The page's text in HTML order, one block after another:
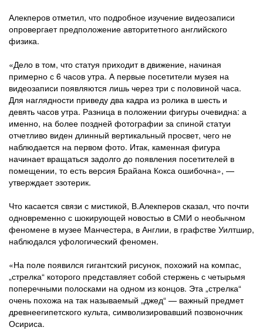
Алекперов отметил, что подробное изучение видеозаписи
опровергает предположение авторитетного английского
физика.
«Дело в том, что статуя приходит в движение, начиная
примерно с 6 часов утра. А первые посетители музея на
видеозаписи появляются лишь через три с половиной часа.
Для наглядности приведу два кадра из ролика в шесть и
девять часов утра. Разница в положении фигуры очевидна: а
именно, на более поздней фотографии за спиной статуи
отчетливо виден длинный вертикальный просвет, чего не
наблюдается на первом фото. Итак, каменная фигура
начинает вращаться задолго до появления посетителей в
помещении, то есть версия Брайана Кокса ошибочна», —
утверждает эзотерик.
Что касается связи с мистикой, В.Алекперов сказал, что почти
одновременно с шокирующей новостью в СМИ о необычном
феномене в музее Манчестера, в Англии, в графстве Уилтшир,
наблюдался уфологический феномен.
«На поле появился гигантский рисунок, похожий на компас,
„стрелка“ которого представляет собой стержень с четырьмя
поперечными полосками на одном из концов. Эта „стрелка“
очень похожа на так называемый „джед“ — важный предмет
древнеегипетского культа, символизировавший позвоночник
Осириса.